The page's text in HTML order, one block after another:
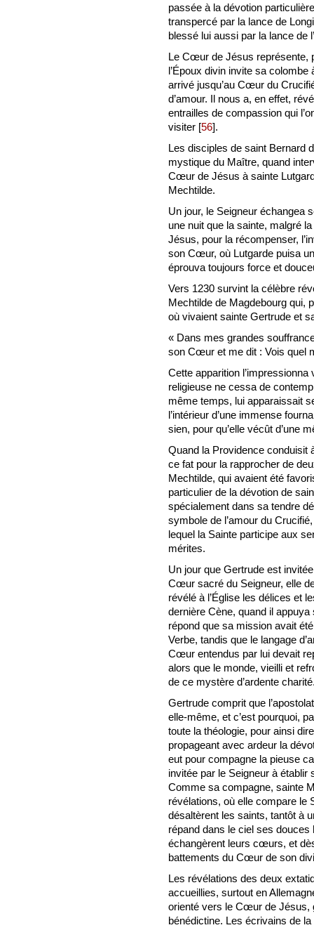
passée à la dévotion
transpercé par la lance de
blessé lui aussi par la lance de
Le Cœur de Jésus représente,
l’Époux divin invite sa
arrivé jusqu’au Cœur du
d’amour. Il nous a, en effet,
entrailles de compassion qui
visiter [56].
Les disciples de saint Bernard
mystique du Maître, quand
Cœur de Jésus à sainte
Mechtilde.
Un jour, le Seigneur échangea
une nuit que la sainte, malgré
Jésus, pour la récompenser,
son Cœur, où Lutgarde puisa
éprouva toujours force et
Vers 1230 survint la célèbre
Mechtilde de Magdebourg qui,
où vivaient sainte Gertrude et
« Dans mes grandes
son Cœur et me dit : Vois quel
Cette apparition
religieuse ne cessa de
même temps, lui apparaissait
l’intérieur d’une immense
sien, pour qu’elle vécût d’une
Quand la Providence conduisit
ce fat pour la rapprocher de
Mechtilde, qui avaient été
particulier de la dévotion de
spécialement dans sa tendre
symbole de l’amour du
lequel la Sainte participe aux
mérites.
Un jour que Gertrude est
Cœur sacré du Seigneur, elle
révélé à l’Église les délices et
dernière Cène, quand il
répond que sa mission avait
Verbe, tandis que le langage
Cœur entendus par lui devait
alors que le monde, vieilli et
de ce mystère d’ardente
Gertrude comprit que
elle-même, et c’est pourquoi,
toute la théologie, pour ainsi
propageant avec ardeur la
eut pour compagne la pieuse
invitée par le Seigneur à
Comme sa compagne, sainte
révélations, où elle compare le
désaltèrent les saints, tantôt à
répand dans le ciel ses
échangèrent leurs cœurs, et
battements du Cœur de son
Les révélations des deux
accueillies, surtout en
orienté vers le Cœur de Jésus,
bénédictine. Les écrivains de